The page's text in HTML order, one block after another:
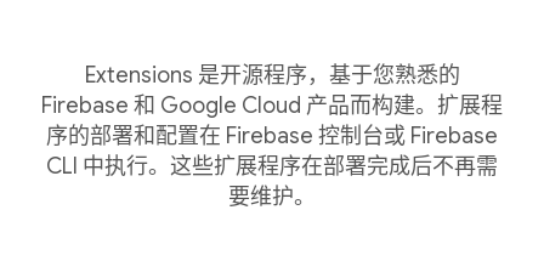
Extensions 是开源程序，基于您熟悉的
Firebase 和 Google Cloud 产品而构建。扩展程
序的部署和配置在 Firebase 控制台或 Firebase
CLI 中执行。这些扩展程序在部署完成后不再需
要维护。